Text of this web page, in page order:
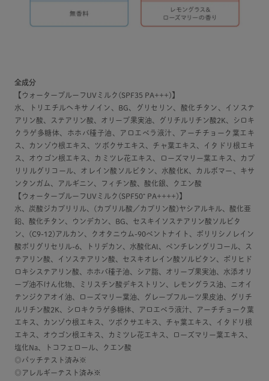
全成分
【ウォータープルーフUVミルク(SPF35 PA+++)】
水、トリエチルヘキサノイン、BG、グリセリン、酸化チタン、イソステ
アリン酸、ステアリン酸、オリーブ果実油、グリチルリチン酸2K、シロキ
クラゲ多糖体、ホホバ種子油、アロエベラ液汁、アーチチョーク葉エキ
ス、カンゾウ根エキス、ツボクサエキス、チャ葉エキス、イタドリ根エキ
ス、オウゴン根エキス、カミツレ花エキス、ローズマリー葉エキス、カプ
リリルグリコール、オレイン酸ソルビタン、水酸化K、カルボマー、キサ
ンタンガム、アルギニン、フィチン酸、酸化銀、クエン酸
【ウォータープルーフUVミルク(SPF50⁺ PA++++)】
水、炭酸ジカプリリル、(カプリル酸／カプリン酸)ヤシアルキル、酸化亜
鉛、酸化チタン、ウンデカン、BG、セスキイソステアリン酸ソルビタ
ン、(C9-12)アルカン、クオタニウム-90ベントナイト、ポリリシノレイン
酸ポリグリセリル-6、トリデカン、水酸化Al、ペンチレングリコール、ス
テアリン酸、イソステアリン酸、セスキオレイン酸ソルビタン、ポリヒド
ロキシステアリン酸、ホホバ種子油、シア脂、オリーブ果実油、水添オリ
ーブ油不けん化物、ミリスチン酸デキストリン、レモングラス油、ニオイ
テンジクアオイ油、ローズマリー葉油、グレープフルーツ果皮油、グリチ
ルリチン酸2K、シロキクラゲ多糖体、アロエベラ液汁、アーチチョーク葉
エキス、カンゾウ根エキス、ツボクサエキス、チャ葉エキス、イタドリ根
エキス、オウゴン根エキス、カミツレ花エキス、ローズマリー葉エキス、
塩化Na、トコフェロール、クエン酸
◎パッチテスト済み※
◎アレルギーテスト済み※